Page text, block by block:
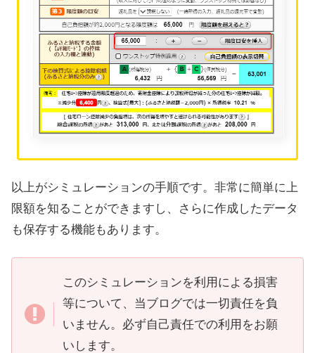
以上がシミュレーションの手順です。非常に簡単に上
限額を知ることができますし、さらに作成したデータ
も保存する機能もあります。
このシミュレーションを利用による損害
等について、当ブログでは一切責任を負
いません。必ず自己責任での利用をお願
いします。